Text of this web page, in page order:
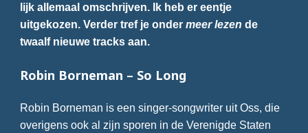
lijk allemaal omschrijven. Ik heb er eentje
uitgekozen. Verder tref je onder meer lezen de
twaalf nieuwe tracks aan.
Robin Borneman – So Long
Robin Borneman is een singer-songwriter uit Oss, die
overigens ook al zijn sporen in de Verenigde Staten